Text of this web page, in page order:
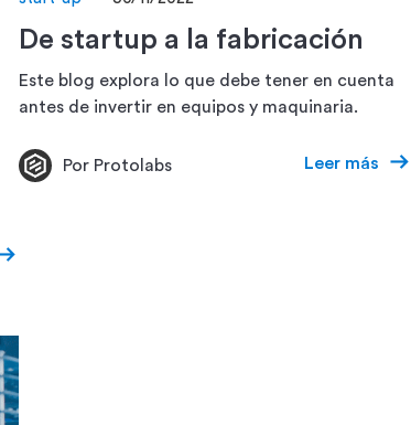
De startup a la fabricación
Este blog explora lo que debe tener en cuenta
antes de invertir en equipos y maquinaria.
Por Protolabs Leer más